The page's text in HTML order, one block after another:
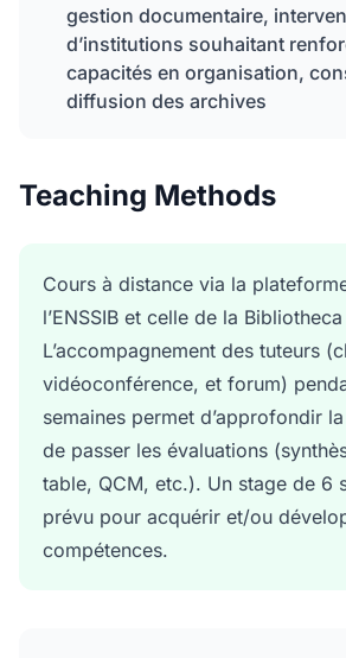
gestion documentaire,
d’institutions souhaitant
capacités en organisation,
diffusion des archives
Teaching Methods
Cours à distance via la
l’ENSSIB et celle de la
L’accompagnement des tuteurs
vidéoconférence, et forum)
semaines permet d’approfondir
de passer les évaluations
table, QCM, etc.). Un stage de 6
prévu pour acquérir et/ou
compétences.